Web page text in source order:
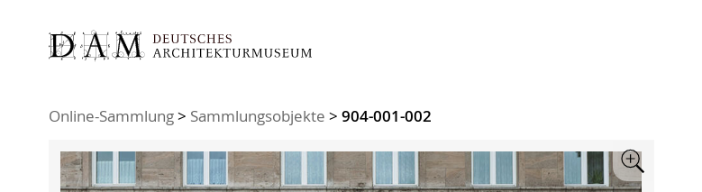
Sie sind hier:
Online-Sammlung> Sammlungsobjekte > 904-001-002
Zoom